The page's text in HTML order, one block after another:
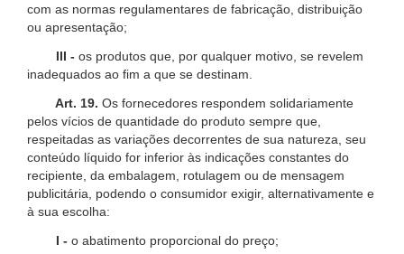
com as normas regulamentares de fabricação, distribuição
ou apresentação;
III - os produtos que, por qualquer motivo, se revelem
inadequados ao fim a que se destinam.
Art. 19. Os fornecedores respondem solidariamente
pelos vícios de quantidade do produto sempre que,
respeitadas as variações decorrentes de sua natureza, seu
conteúdo líquido for inferior às indicações constantes do
recipiente, da embalagem, rotulagem ou de mensagem
publicitária, podendo o consumidor exigir, alternativamente e
à sua escolha:
I - o abatimento proporcional do preço;